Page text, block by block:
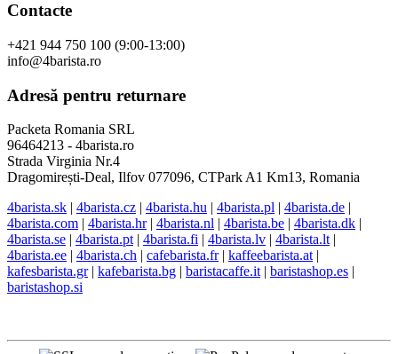
Contacte
+421 944 750 100 (9:00-13:00)
info@4barista.ro
Adresă pentru returnare
Packeta Romania SRL
96464213 - 4barista.ro
Strada Virginia Nr.4
Dragomirești-Deal, Ilfov 077096, CTPark A1 Km13, Romania
4barista.sk | 4barista.cz | 4barista.hu | 4barista.pl | 4barista.de |
4barista.com | 4barista.hr| 4barista.nl | 4barista.be | 4barista.dk |
4barista.se | 4barista.pt | 4barista.fi | 4barista.lv | 4barista.lt |
4barista.ee | 4barista.ch | cafebarista.fr| kaffeebarista.at |
kafesbarista.gr| kafebarista.bg | baristacaffe.it | baristashop.es |
baristashop.si